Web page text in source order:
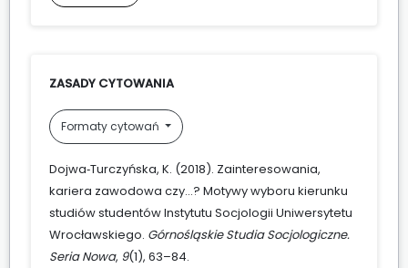
ZASADY CYTOWANIA
Formaty cytowań
Dojwa‑Turczyńska, K. (2018). Zainteresowania,
kariera zawodowa czy…? Motywy wyboru kierunku
studiów studentów Instytutu Socjologii Uniwersytetu
Wrocławskiego. Górnośląskie Studia Socjologiczne.
Seria Nowa, 9(1), 63–84.